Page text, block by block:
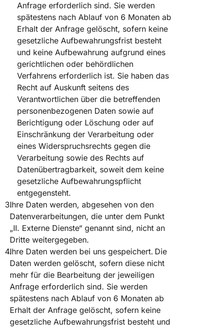
Anfrage erforderlich sind. Sie werden
spätestens nach Ablauf von 6 Monaten ab
Erhalt der Anfrage gelöscht, sofern keine
gesetzliche Aufbewahrungsfrist besteht
und keine Aufbewahrung aufgrund eines
gerichtlichen oder behördlichen
Verfahrens erforderlich ist. Sie haben das
Recht auf Auskunft seitens des
Verantwortlichen über die betreffenden
personenbezogenen Daten sowie auf
Berichtigung oder Löschung oder auf
Einschränkung der Verarbeitung oder
eines Widerspruchsrechts gegen die
Verarbeitung sowie des Rechts auf
Datenübertragbarkeit, soweit dem keine
gesetzliche Aufbewahrungspflicht
entgegensteht.
Ihre Daten werden, abgesehen von den
Datenverarbeitungen, die unter dem Punkt
„II. Externe Dienste“ genannt sind, nicht an
Dritte weitergegeben.
Ihre Daten werden bei uns gespeichert. Die
Daten werden gelöscht, sofern diese nicht
mehr für die Bearbeitung der jeweiligen
Anfrage erforderlich sind. Sie werden
spätestens nach Ablauf von 6 Monaten ab
Erhalt der Anfrage gelöscht, sofern keine
gesetzliche Aufbewahrungsfrist besteht und